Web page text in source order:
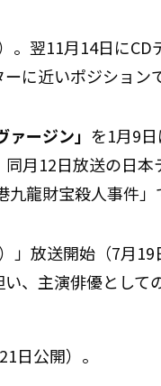
。翌11月14日に
に近いポジション
ージン」 を1月9
月12日放送の日本
龍財宝殺人事件」
」放送開始（7月
、主演俳優として
日公開）。